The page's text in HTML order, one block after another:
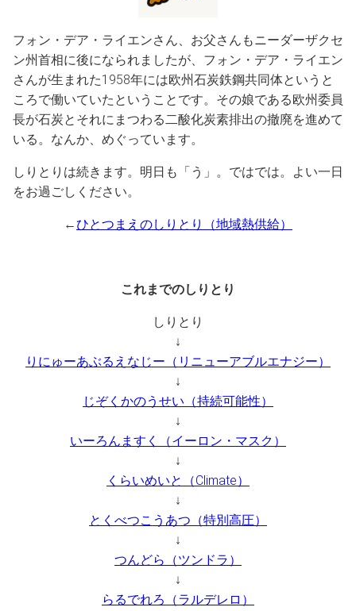
フォン・デア・ライエンさん、お父さんもニーダーザクセ
ン州首相に後になられましたが、フォン・デア・ライエン
さんが生まれた1958年には欧州石炭鉄鋼共同体というと
ころで働いていたということです。その娘である欧州委員
長が石炭とそれにまつわる二酸化炭素排出の撤廃を進めて
いる。なんか、めぐっています。
しりとりは続きます。明日も「う」。ではでは。よい一日
をお過ごしください。
←ひとつまえのしりとり（地域熱供給）
これまでのしりとり
しりとり
↓
りにゅーあぶるえなじー（リニューアブルエナジー）
↓
じぞくかのうせい（持続可能性）
↓
いーろんますく（イーロン・マスク）
↓
くらいめいと（Climate）
↓
とくべつこうあつ（特別高圧）
↓
つんどら（ツンドラ）
↓
らるでれろ（ラルデレロ）